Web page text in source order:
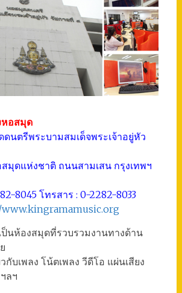
อสมุด
นตรีพระบามสมเด็จพระเจ้าอยู่หัว
มุดแห่งชาติ ถนนสามเสน กรุงเทพฯ
8045 โทรสาร : 0-2282-8033
นห้องสมุดที่รวบรวมงานทางด้าน
กับเพลง โน้ตเพลง วีดีโอ แผ่นเสียง
ลฯ